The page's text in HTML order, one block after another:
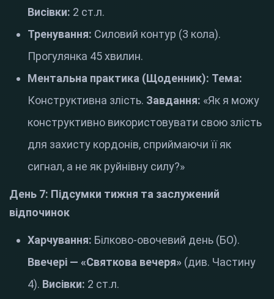
Висівки: 2 ст.л.
Тренування: Силовий контур (3 кола).
Прогулянка 45 хвилин.
Ментальна практика (Щоденник): Тема:
Конструктивна злість. Завдання: «Як я можу
конструктивно використовувати свою злість
для захисту кордонів, сприймаючи її як
сигнал, а не як руйнівну силу?»
День 7: Підсумки тижня та заслужений
відпочинок
Харчування: Білково-овочевий день (БО).
Ввечері — «Святкова вечеря» (див. Частину
4). Висівки: 2 ст.л.